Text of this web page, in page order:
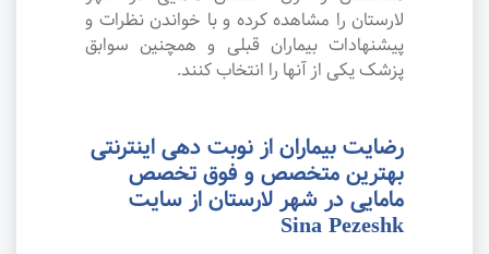
لارستان را مشاهده کرده و با خواندن نظرات و
پیشنهادات بیماران قبلی و همچنین سوابق
پزشک یکی از آنها را انتخاب کنند.
رضایت بیماران از نوبت دهی اینترنتی
بهترین متخصص و فوق تخصص
مامایی در شهر لارستان از سایت
Sina Pezeshk